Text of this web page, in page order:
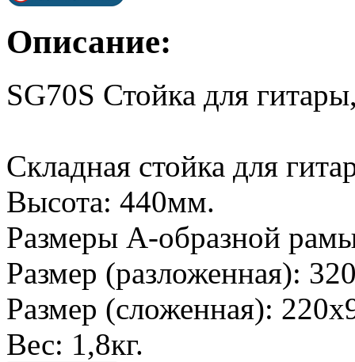
Описание:
SG70S Стойка для
Складная стойка для
Высота: 440мм.
Размеры А-образной
Размер (разложенная):
Размер (сложенная):
Вес: 1,8кг.